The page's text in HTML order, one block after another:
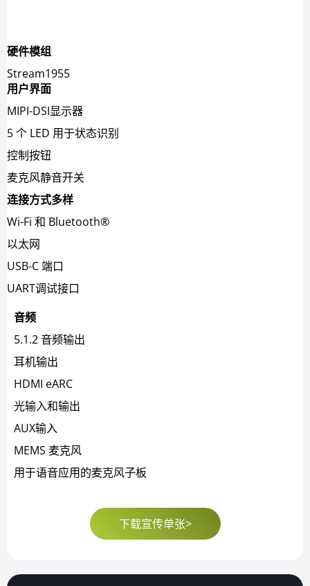
硬件模组
Stream1955
用户界面
MIPI-DSI显示器
5 个 LED 用于状态识别
控制按钮
麦克风静音开关
连接方式多样
Wi-Fi 和 Bluetooth®
以太网
USB-C 端口
UART调试接口
音频
5.1.2 音频输出
耳机输出
HDMI eARC
光输入和输出
AUX输入
MEMS 麦克风
用于语音应用的麦克风子板
下载宣传单张>